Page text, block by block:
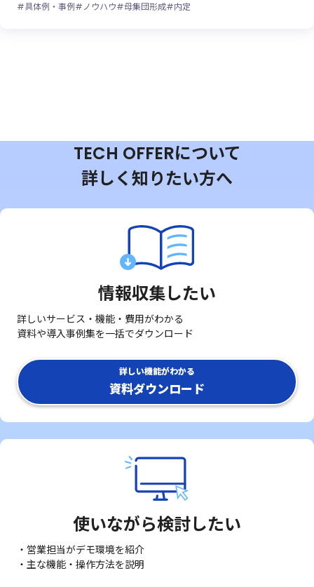
#具体例・事例#ノウハウ#母集団形成#内定
TECH OFFERについて
詳しく知りたい方へ
情報収集したい
詳しいサービス・機能・費用がわかる
資料や導入事例集を一括でダウンロード
詳しい機能がわかる
資料ダウンロード
使いながら検討したい
・営業担当がデモ環境を紹介
・主な機能・操作方法を説明